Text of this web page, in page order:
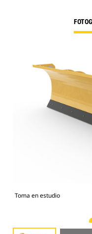
Toma en estudio